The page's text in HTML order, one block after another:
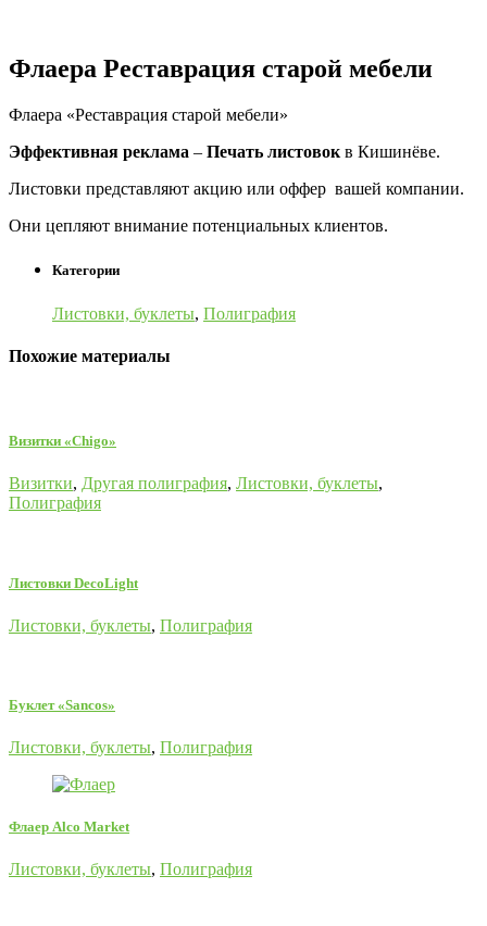
Флаера Реставрация старой мебели
Флаера «Реставрация старой мебели»
Эффективная реклама – Печать листовок в Кишинёве.
Листовки представляют акцию или оффер вашей компании.
Они цепляют внимание потенциальных клиентов.
Категории
Листовки, буклеты, Полиграфия
Похожие материалы
Визитки «Chigo»
Визитки, Другая полиграфия, Листовки, буклеты,
Полиграфия
Листовки DecoLight
Листовки, буклеты, Полиграфия
Буклет «Sancos»
Листовки, буклеты, Полиграфия
Флаер Alco Market
Листовки, буклеты, Полиграфия